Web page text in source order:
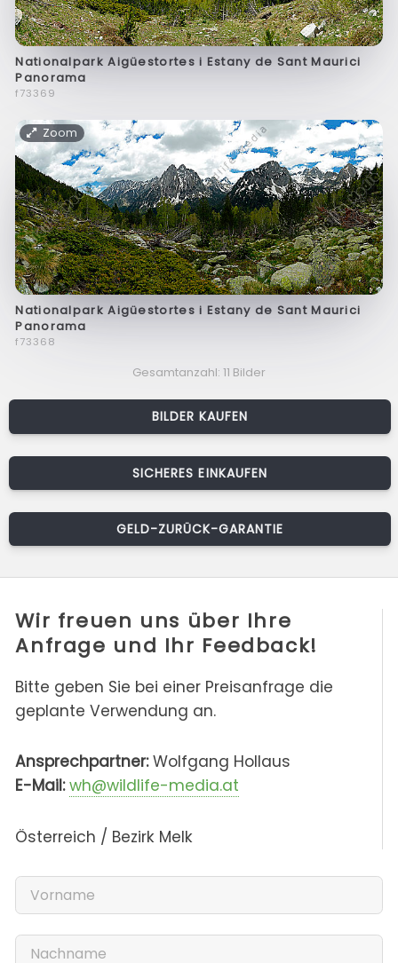
Nationalpark Aigüestortes i Estany de Sant Maurici
Panorama
f73369
Zoom
Nationalpark Aigüestortes i Estany de Sant Maurici
Panorama
f73368
Gesamtanzahl: 11 Bilder
BILDER KAUFEN
SICHERES EINKAUFEN
GELD-ZURÜCK-GARANTIE
Wir freuen uns über Ihre
Anfrage und Ihr Feedback!
Bitte geben Sie bei einer Preisanfrage die
geplante Verwendung an.
Ansprechpartner:Wolfgang Hollaus
E-Mail: wh@wildlife-media.at
Österreich / Bezirk Melk